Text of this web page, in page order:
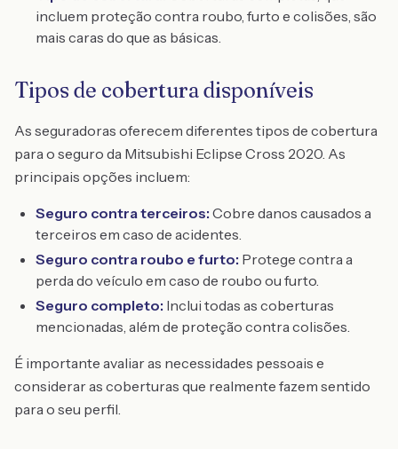
incluem proteção contra roubo, furto e colisões, são
mais caras do que as básicas.
Tipos de cobertura disponíveis
As seguradoras oferecem diferentes tipos de cobertura
para o seguro da Mitsubishi Eclipse Cross 2020. As
principais opções incluem:
Seguro contra terceiros: Cobre danos causados a
terceiros em caso de acidentes.
Seguro contra roubo e furto: Protege contra a
perda do veículo em caso de roubo ou furto.
Seguro completo: Inclui todas as coberturas
mencionadas, além de proteção contra colisões.
É importante avaliar as necessidades pessoais e
considerar as coberturas que realmente fazem sentido
para o seu perfil.